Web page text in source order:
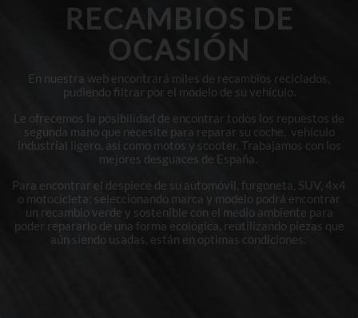
RECAMBIOS DE
OCASIÓN
En nuestra web encontrará miles de recambios reciclados,
pudiendo filtrar por el modelo de su vehículo.
Le ofrecemos la posibilidad de encontrar todos los repuestos de
segunda mano que necesite para reparar su coche, vehículo
industrial ligero, así como motos y scooter. Trabajamos con los
mejores desguaces de España.
Para encontrar el despiece de su automóvil, furgoneta, SUV, 4x4
o motocicleta; seleccionando marca y modelo podrá encontrar
un recambio verde y sostenible con el medio ambiente para
poder repararlo de una forma ecológica, reutilizando piezas que
aún siendo usadas, están en optimas condiciones.